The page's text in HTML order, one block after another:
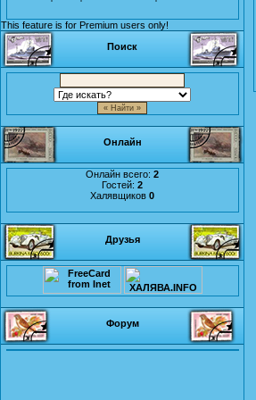
This feature is for Premium users only!
Поиск
Онлайн
Онлайн всего: 2
Гостей: 2
Халявщиков 0
Друзья
Форум